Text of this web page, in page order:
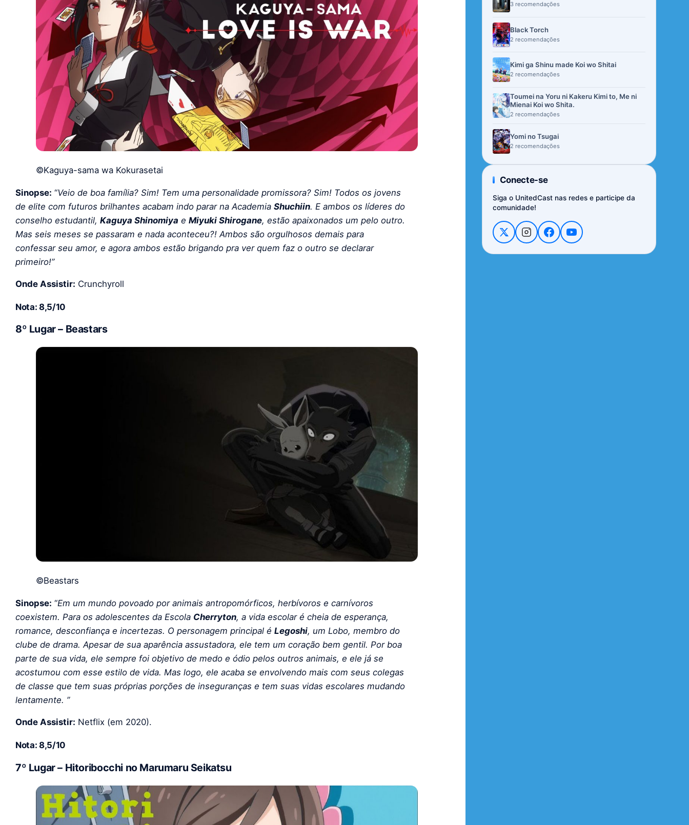
©Kaguya-sama wa Kokurasetai
Sinopse: “Veio de boa família? Sim! Tem uma personalidade promissora? Sim! Todos os jovens
de elite com futuros brilhantes acabam indo parar na Academia Shuchiin. E ambos os líderes do
conselho estudantil, Kaguya Shinomiya e Miyuki Shirogane, estão apaixonados um pelo outro.
Mas seis meses se passaram e nada aconteceu?! Ambos são orgulhosos demais para
confessar seu amor, e agora ambos estão brigando pra ver quem faz o outro se declarar
primeiro!”
Onde Assistir: Crunchyroll
Nota: 8,5/10
8º Lugar – Beastars
©Beastars
Sinopse: “Em um mundo povoado por animais antropomórficos, herbívoros e carnívoros
coexistem. Para os adolescentes da Escola Cherryton, a vida escolar é cheia de esperança,
romance, desconfiança e incertezas. O personagem principal é Legoshi, um Lobo, membro do
clube de drama. Apesar de sua aparência assustadora, ele tem um coração bem gentil. Por boa
parte de sua vida, ele sempre foi objetivo de medo e ódio pelos outros animais, e ele já se
acostumou com esse estilo de vida. Mas logo, ele acaba se envolvendo mais com seus colegas
de classe que tem suas próprias porções de inseguranças e tem suas vidas escolares mudando
lentamente. ”
Onde Assistir: Netflix (em 2020).
Nota: 8,5/10
7º Lugar – Hitoribocchi no Marumaru Seikatsu
3 recomendações
Black Torch
2 recomendações
Kimi ga Shinu made Koi wo Shitai
2 recomendações
Toumei na Yoru ni Kakeru Kimi to, Me ni
Mienai Koi wo Shita.
2 recomendações
Yomi no Tsugai
2 recomendações
Conecte-se
Siga o UnitedCast nas redes e participe da
comunidade!